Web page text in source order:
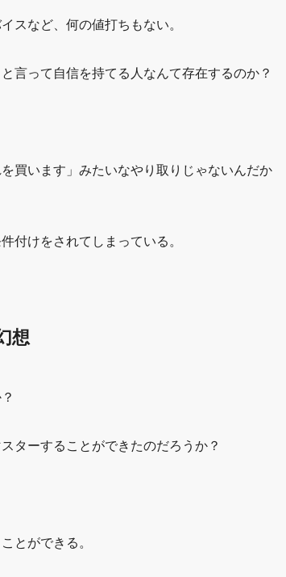
スなど、何の値打ちもない。
言って自信を持てる人なんて存在するのか？
買います」みたいなやり取りじゃないんだか
付けをされてしまっている。
想
ターすることができたのだろうか？
とができる。